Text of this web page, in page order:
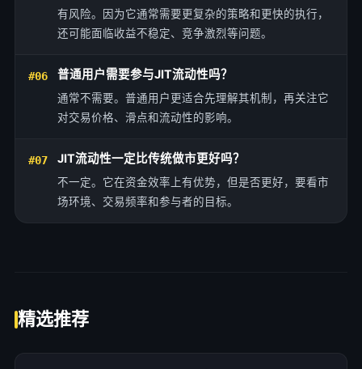
有风险。因为它通常需要更复杂的策略和更快的执行，
还可能面临收益不稳定、竞争激烈等问题。
#06 普通用户需要参与JIT流动性吗？
通常不需要。普通用户更适合先理解其机制，再关注它
对交易价格、滑点和流动性的影响。
#07 JIT流动性一定比传统做市更好吗？
不一定。它在资金效率上有优势，但是否更好，要看市
场环境、交易频率和参与者的目标。
精选推荐